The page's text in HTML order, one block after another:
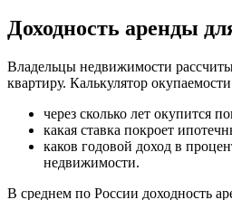
Доходность аренды
Владельцы недвижимости
квартиру. Калькулятор
через сколько лет окупится
какая ставка покроет
каков годовой доход в
недвижимости.
В среднем по России доходность